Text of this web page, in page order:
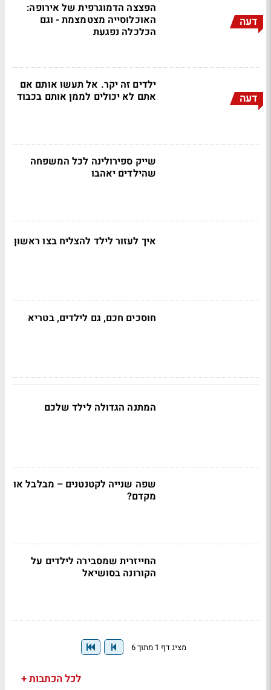
דעה
הפצצה הדמוגרפית של אירופה:
האוכלוסייה מצטמצמת - וגם
הכלכלה נפגעת
דעה
ילדים זה יקר. אל תעשו אותם אם
אתם לא יכולים לממן אותם בכבוד
שייק ספירולינה לכל המשפחה
שהילדים יאהבו
איך לעזור לילד להצליח בצו ראשון
חוסכים חכם, גם לילדים, בטריא
המתנה הגדולה לילד שלכם
שפה שנייה לקטנטנים – מבלבל או
מקדם?
החייזרית שמסבירה לילדים על
הקורונה בסושיאל
מציג דף 1 מתוך 6
לכל הכתבות +